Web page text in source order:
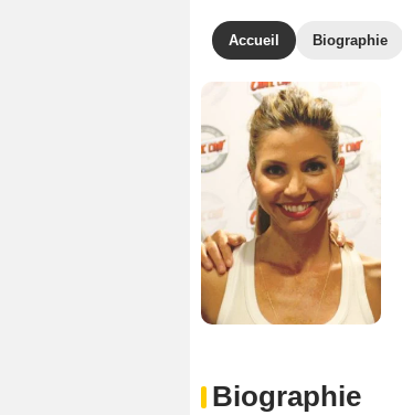
Accueil Biographie
Biographie